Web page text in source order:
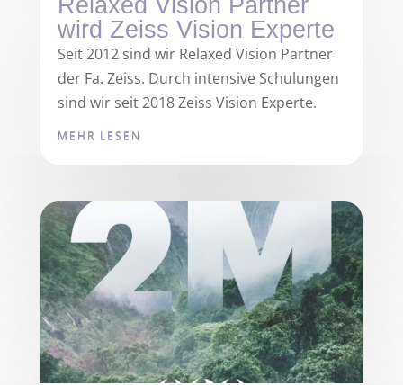
wird Zeiss Vision Experte
Seit 2012 sind wir Relaxed Vision Partner
der Fa. Zeiss. Durch intensive Schulungen
sind wir seit 2018 Zeiss Vision Experte.
MEHR LESEN